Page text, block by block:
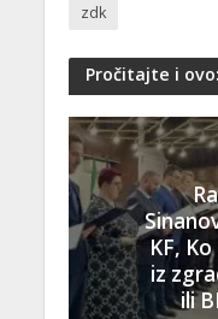
zdk
Pročitajte i ovo:
KF,
iz
ili